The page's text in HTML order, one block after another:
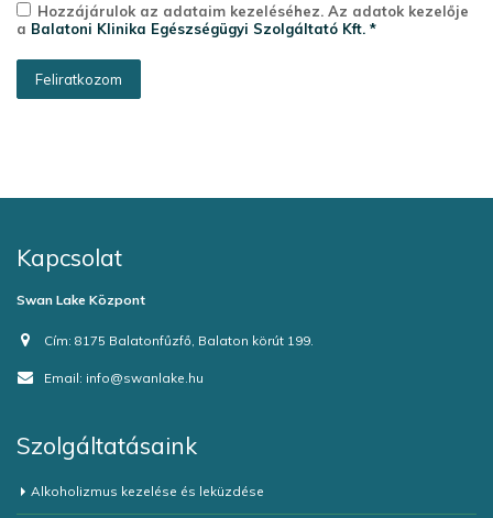
Hozzájárulok az adataim kezeléséhez. Az adatok kezelője
a Balatoni Klinika Egészségügyi Szolgáltató Kft. *
Kapcsolat
Swan Lake Központ
Cím: 8175 Balatonfűzfő, Balaton körút 199.
Email: info@swanlake.hu
Szolgáltatásaink
Alkoholizmus kezelése és leküzdése